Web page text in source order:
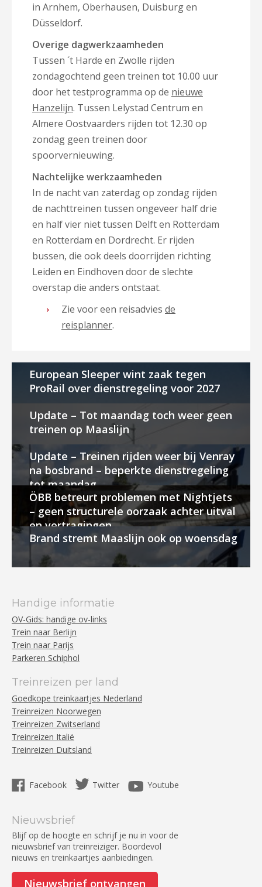
in Arnhem, Oberhausen, Duisburg en
Düsseldorf.
Overige dagwerkzaamheden
Tussen ´t Harde en Zwolle rijden
zondagochtend geen treinen tot 10.00 uur
door het testprogramma op de nieuwe
Hanzelijn. Tussen Lelystad Centrum en
Almere Oostvaarders rijden tot 12.30 op
zondag geen treinen door
spoorvernieuwing.
Nachtelijke werkzaamheden
In de nacht van zaterdag op zondag rijden
de nachttreinen tussen ongeveer half drie
en half vier niet tussen Delft en Rotterdam
en Rotterdam en Dordrecht. Er rijden
bussen, die ook deels doorrijden richting
Leiden en Eindhoven door de slechte
overstap die anders ontstaat.
Zie voor een reisadvies de
reisplanner.
European Sleeper wint zaak tegen
ProRail over dienstregeling voor 2027
Update – Tot maandag toch weer geen
treinen op Maaslijn
Update – Treinen rijden weer bij Venray
na bosbrand – beperkte dienstregeling
tot maandag
ÖBB betreurt problemen met Nightjets
– geen structurele oorzaak achter uitval
en vertragingen
Brand stremt Maaslijn ook op woensdag
Handige informatie
OV-Gids: handige ov-links
Trein naar Berlijn
Trein naar Parijs
Parkeren Schiphol
Treinreizen per land
Goedkope treinkaartjes Nederland
Treinreizen Noorwegen
Treinreizen Zwitserland
Treinreizen Italië
Treinreizen Duitsland
Facebook Twitter Youtube
Nieuwsbrief
Blijf op de hoogte en schrijf je nu in voor de
nieuwsbrief van treinreiziger. Boordevol
nieuws en treinkaartjes aanbiedingen.
Nieuwsbrief ontvangen